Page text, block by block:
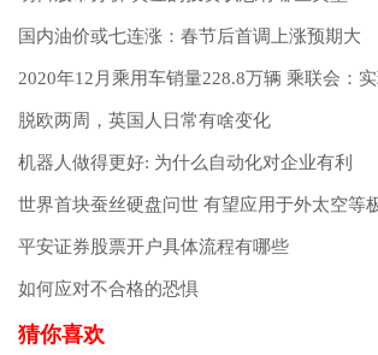
国内油价或七连涨：春节后首调上涨预期大
2020年12月乘用车销量228.8万辆 乘联会：
脱欧两周，英国人日常有啥变化
机器人做得更好: 为什么自动化对企业有利
世界首块蚕丝硬盘问世 有望应用于外太空等
平安证券股票开户具体流程有哪些
如何应对不合格的恐惧